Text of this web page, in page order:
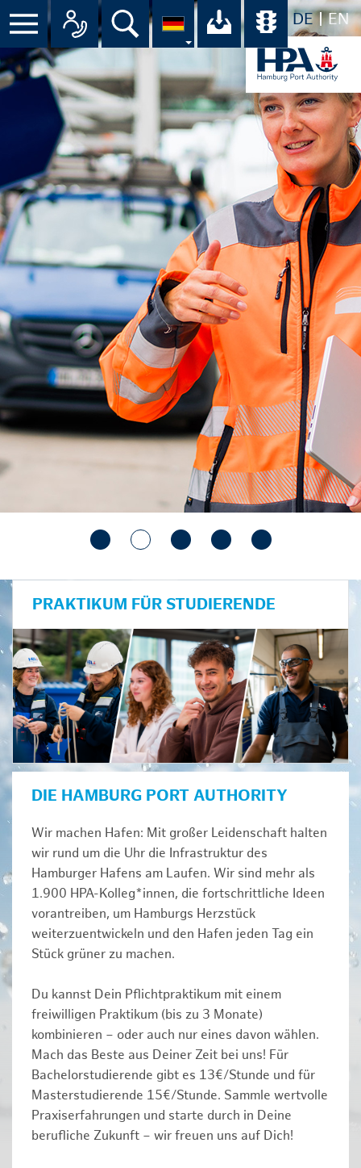
DE EN
Menü Alle Ansprechpartner im
Suche Ihr Download-
PRAKTIKUM FÜR STUDIERENDE
DIE HAMBURG PORT AUTHORITY
Wir machen Hafen: Mit großer Leidenschaft halten
wir rund um die Uhr die Infrastruktur des
Hamburger Hafens am Laufen. Wir sind mehr als
1.900 HPA-Kolleg*innen, die fortschrittliche Ideen
vorantreiben, um Hamburgs Herzstück
weiterzuentwickeln und den Hafen jeden Tag ein
Stück grüner zu machen.
Du kannst Dein Pflichtpraktikum mit einem
freiwilligen Praktikum (bis zu 3 Monate)
kombinieren – oder auch nur eines davon wählen.
Mach das Beste aus Deiner Zeit bei uns! Für
Bachelorstudierende gibt es 13€/Stunde und für
Masterstudierende 15€/Stunde. Sammle wertvolle
Praxiserfahrungen und starte durch in Deine
berufliche Zukunft – wir freuen uns auf Dich!